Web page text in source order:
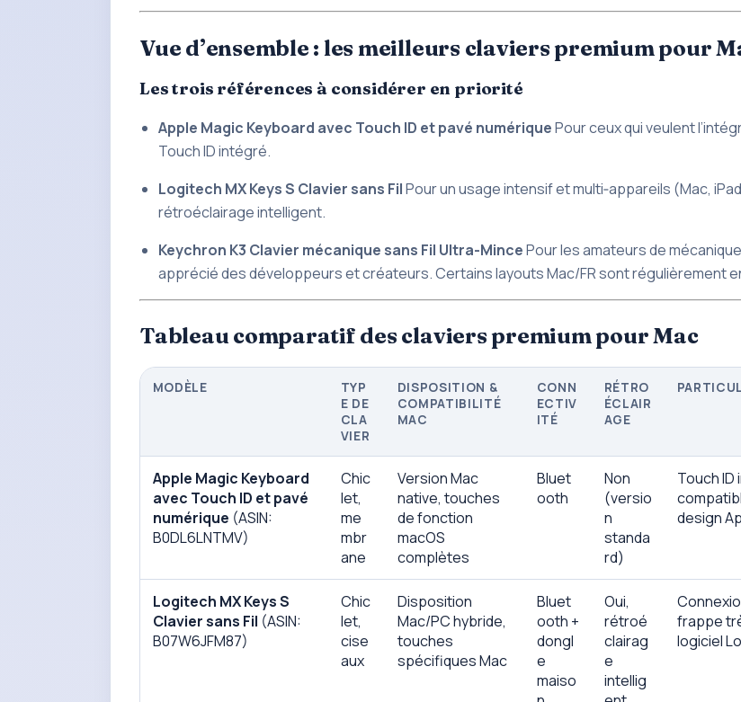
Vue d’ensemble : les meilleurs claviers premium pour
Les trois références à considérer en priorité
Apple Magic Keyboard avec Touch ID et pavé numériquePour ceux qui veulent
Touch ID intégré.
Logitech MX Keys S Clavier sans FilPour un usage intensif et multi‑appareils (Mac,
rétroéclairage intelligent.
Keychron K3 Clavier mécanique sans Fil Ultra-MincePour les amateurs de
apprécié des développeurs et créateurs. Certains layouts Mac/FR sont régulièrement
Tableau comparatif des claviers premium pour Mac
MODÈLE
TYP
E DE
CLA
VIER
DISPOSITION &
COMPATIBILITÉ
MAC
CONN
ECTIV
ITÉ
RÉTRO
ÉCLAIR
AGE
Apple Magic Keyboard
avec Touch ID et pavé
numérique (ASIN:
B0DL6LNTMV)
Chic
let,
me
mbr
ane
Version Mac
native, touches
de fonction
macOS
complètes
Bluet
ooth
Non
(versio
n
standa
rd)
Touch
design
Logitech MX Keys S
Clavier sans Fil (ASIN:
B07W6JFM87)
Chic
let,
cise
aux
Disposition
Mac/PC hybride,
touches
spécifiques Mac
Bluet
ooth +
dongl
e
maiso
Oui,
rétroé
clairag
e
intellig
frappe
logiciel